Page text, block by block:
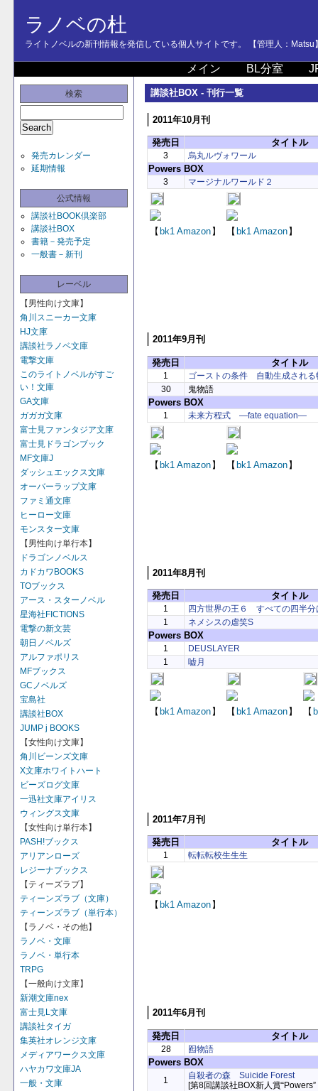
ラノベの杜
ライトノベルの新刊情報を発信している個人サイトです。 【管理人：Matsu
メイン BL分室
検索
発売カレンダー
延期情報
公式情報
講談社BOOK倶楽部
講談社BOX
書籍－発売予定
一般書－新刊
レーベル
【男性向け文庫】
角川スニーカー文庫
HJ文庫
講談社ラノベ文庫
電撃文庫
このライトノベルがすご
い！文庫
GA文庫
ガガガ文庫
富士見ファンタジア文庫
富士見ドラゴンブック
MF文庫J
ダッシュエックス文庫
オーバーラップ文庫
ファミ通文庫
ヒーロー文庫
モンスター文庫
【男性向け単行本】
ドラゴンノベルス
カドカワBOOKS
TOブックス
アース・スターノベル
星海社FICTIONS
電撃の新文芸
朝日ノベルズ
アルファポリス
MFブックス
GCノベルズ
宝島社
講談社BOX
JUMP j BOOKS
【女性向け文庫】
角川ビーンズ文庫
X文庫ホワイトハート
ビーズログ文庫
一迅社文庫アイリス
ウィングス文庫
【女性向け単行本】
PASH!ブックス
アリアンローズ
レジーナブックス
【ティーズラブ】
ティーンズラブ（文庫）
ティーンズラブ（単行本）
【ラノベ・その他】
ラノベ・文庫
ラノベ・単行本
TRPG
【一般向け文庫】
新潮文庫nex
富士見L文庫
講談社タイガ
集英社オレンジ文庫
メディアワークス文庫
ハヤカワ文庫JA
一般・文庫
講談社BOX - 刊行一覧
2011年10月刊
発売日 タイトル
3 烏丸ルヴォワール
Powers BOX
3 マージナルワールド２
【 bk1 Amazon 】 【 bk1 Amazon 】
2011年9月刊
発売日 タイトル
1
ゴーストの条件 自動生成される
30
鬼物語
Powers BOX
1 未来方程式 ―fate equation―
【bk1 Amazon】 【bk1 Amazon】
2011年8月刊
発売日 タイトル
1
四方世界の王６ すべての四半分
1
ネメシスの虐笑S
Powers BOX
1
DEUSLAYER
1
嘘月
【 bk1 Amazon 】 【 bk1 Amazon 】 【
2011年7月刊
発売日 タイトル
1 転転転校生生生
【 bk1 Amazon 】
2011年6月刊
発売日 タイトル
28 囮物語
Powers BOX
1
自殺者の森 Suicide Forest
[第8回講談社BOX新人賞